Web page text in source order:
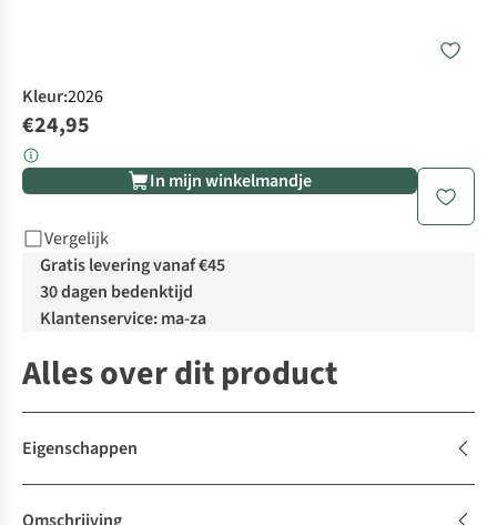
Kleur:2026
€24,95
In mijn winkelmandje
Vergelijk
Gratis levering vanaf €45
30 dagen bedenktijd
Klantenservice: ma-za
Alles over dit product
Eigenschappen